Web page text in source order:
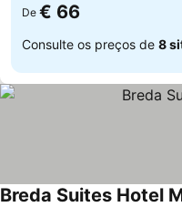
De € 66
Consulte os preços de 8
Breda Suites Hotel